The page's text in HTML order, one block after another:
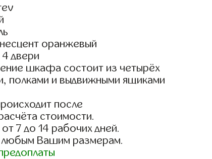
оранжевый
двери
шкафа состоит из четырёх
полками и выдвижными ящиками
после
стоимости.
7 до 14 рабочих дней.
любым Вашим размерам.